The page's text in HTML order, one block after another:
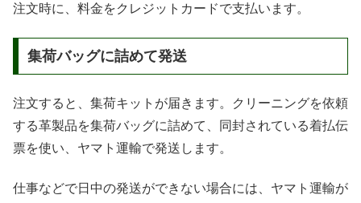
注文時に、料金をクレジットカードで支払います。
集荷バッグに詰めて発送
注文すると、集荷キットが届きます。クリーニングを依頼
する革製品を集荷バッグに詰めて、同封されている着払伝
票を使い、ヤマト運輸で発送します。
仕事などで日中の発送ができない場合には、ヤマト運輸が